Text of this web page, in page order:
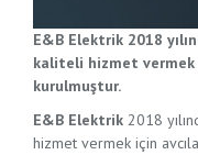
E&B Elektrik 2018
kaliteli hizmet vermek
kurulmuştur.
E&B Elektrik 2018
hizmet vermek için